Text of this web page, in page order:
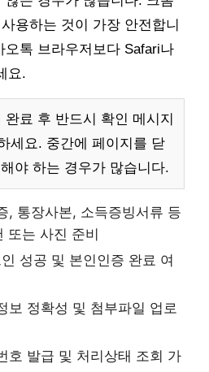
용하는 것이 가장 안전합니
오톡 브라우저보다 Safari나
요.
완료 후 반드시 확인 메시지
세요. 중간에 페이지를 닫
야 하는 경우가 많습니다.
, 통장사본, 소득증빙서류 등
또는 사진 준비
성공 및 본인인증 완료 여
보 정확성 및 첨부파일 업로
호 발급 및 처리상태 조회 가